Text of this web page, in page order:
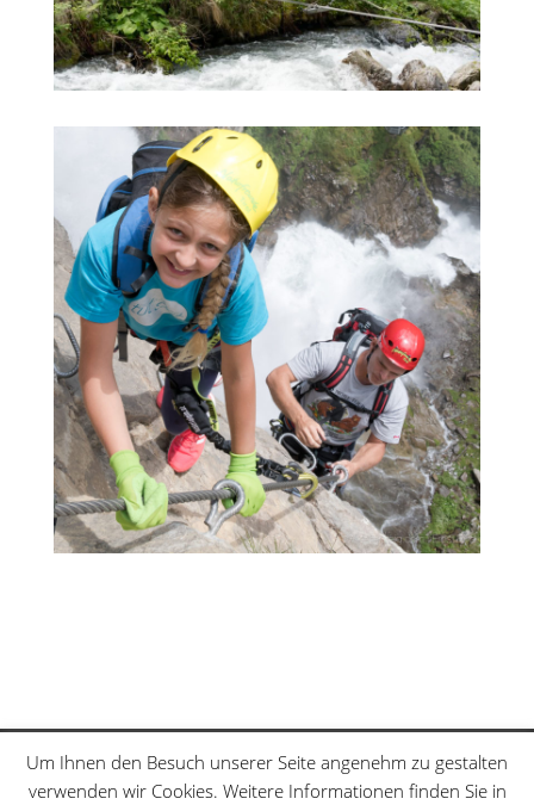
Klettersteige
Schwierigkeitsgrade
Datenschutzerklärung
Sitemap
Um Ihnen den Besuch unserer Seite angenehm zu gestalten
verwenden wir Cookies. Weitere Informationen finden Sie in